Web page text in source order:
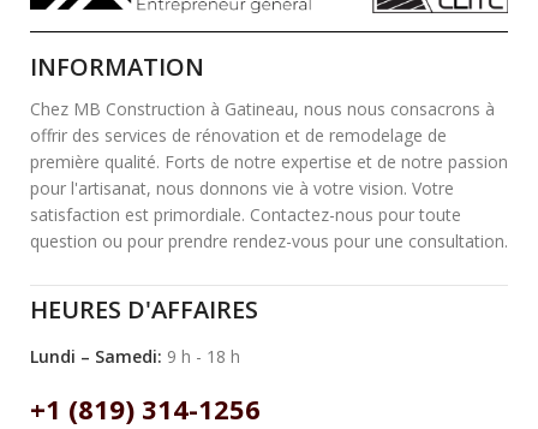
INFORMATION
Chez MB Construction à Gatineau, nous nous consacrons à
offrir des services de rénovation et de remodelage de
première qualité. Forts de notre expertise et de notre passion
pour l'artisanat, nous donnons vie à votre vision. Votre
satisfaction est primordiale. Contactez-nous pour toute
question ou pour prendre rendez-vous pour une consultation.
HEURES D'AFFAIRES
Lundi – Samedi: 9 h - 18 h
+1 (819) 314-1256